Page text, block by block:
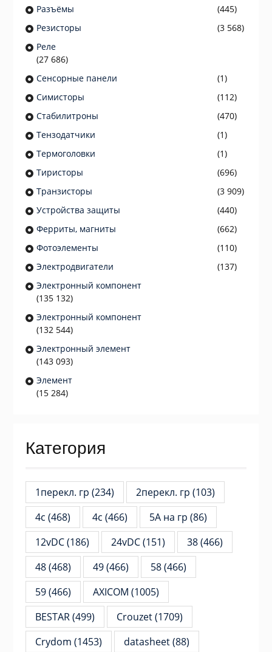
Разъёмы
(445)
Резисторы
(3 568)
Реле
(27 686)
Сенсорные панели
(1)
Симисторы
(112)
Стабилитроны
(470)
Тензодатчики
(1)
Термоголовки
(1)
Тиристоры
(696)
Транзисторы
(3 909)
Устройства защиты
(440)
Ферриты, магниты
(662)
Фотоэлементы
(110)
Электродвигатели
(137)
Электронный компонент
(135 132)
Электронный компонент
(132 544)
Электронный элемент
(143 093)
Элемент
(15 284)
Категория
1перекл. гр (234) 2перекл. гр (103)
4c (468) 4с (466) 5А на гр (86)
12vDC(186) 24vDC(151) 38(466)
48(468) 49(466) 58(466)
59(466) AXICOM (1005)
BESTAR(499) Crouzet(1709)
Crydom (1453) datasheet(88)